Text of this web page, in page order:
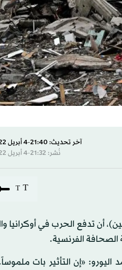
آخر تحديث: 21:40-4 أبريل 2022 م ـ 03 رَمضان 1443 هـ
نُشر: 21:32-4 أبريل 2022 م ـ 03 رَمضان 1443 هـ
T
T
أن تدفع الحرب في أوكرانيا
الصحافة الفرنسية.
اجتماع في لوكسمبورغ لوزراء مال 19 دولة تعتمد اليورو: